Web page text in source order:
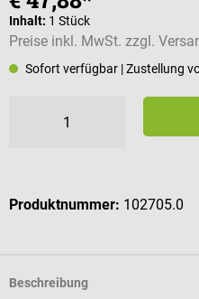
Inhalt: 1 Stück
Preise inkl. MwSt. zzgl.
Sofort verfügbar | Zustellung
Produktnummer: 102705.0
Beschreibung